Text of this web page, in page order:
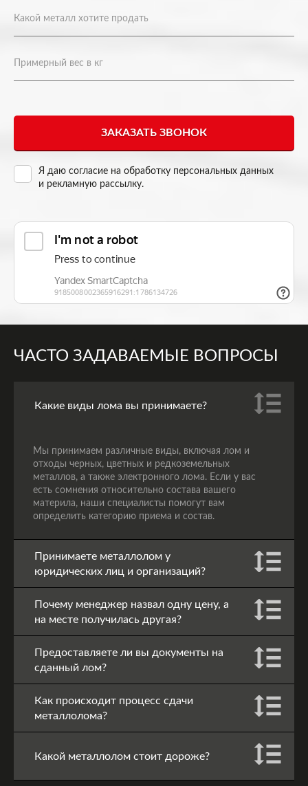
Я даю согласие на обработку персональных данных
и рекламную рассылку.
ЧАСТО ЗАДАВАЕМЫЕ ВОПРОСЫ
Какие виды лома вы принимаете?
Мы принимаем различные виды, включая лом и
отходы черных, цветных и редкоземельных
металлов, а также электронного лома. Если у вас
есть сомнения относительно состава вашего
материла, наши специалисты помогут вам
определить категорию приема и состав.
Принимаете металлолом у
юридических лиц и организаций?
Почему менеджер назвал одну цену, а
на месте получилась другая?
Предоставляете ли вы документы на
сданный лом?
Как происходит процесс сдачи
металлолома?
Какой металлолом стоит дороже?